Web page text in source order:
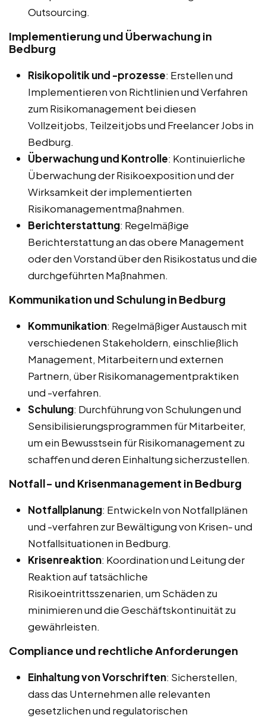
Outsourcing.
Implementierung und Überwachung in
Bedburg
Risikopolitik und -prozesse: Erstellen und
Implementieren von Richtlinien und Verfahren
zum Risikomanagement bei diesen
Vollzeitjobs, Teilzeitjobs und Freelancer Jobs in
Bedburg.
Überwachung und Kontrolle: Kontinuierliche
Überwachung der Risikoexposition und der
Wirksamkeit der implementierten
Risikomanagementmaßnahmen.
Berichterstattung: Regelmäßige
Berichterstattung an das obere Management
oder den Vorstand über den Risikostatus und die
durchgeführten Maßnahmen.
Kommunikation und Schulung in Bedburg
Kommunikation: Regelmäßiger Austausch mit
verschiedenen Stakeholdern, einschließlich
Management, Mitarbeitern und externen
Partnern, über Risikomanagementpraktiken
und -verfahren.
Schulung: Durchführung von Schulungen und
Sensibilisierungsprogrammen für Mitarbeiter,
um ein Bewusstsein für Risikomanagement zu
schaffen und deren Einhaltung sicherzustellen.
Notfall- und Krisenmanagement in Bedburg
Notfallplanung: Entwickeln von Notfallplänen
und -verfahren zur Bewältigung von Krisen- und
Notfallsituationen in Bedburg.
Krisenreaktion: Koordination und Leitung der
Reaktion auf tatsächliche
Risikoeintrittsszenarien, um Schäden zu
minimieren und die Geschäftskontinuität zu
gewährleisten.
Compliance und rechtliche Anforderungen
Einhaltung von Vorschriften: Sicherstellen,
dass das Unternehmen alle relevanten
gesetzlichen und regulatorischen